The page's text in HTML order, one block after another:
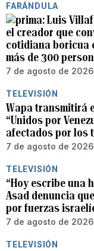
FARÁNDULA
Luis
el creador que
cotidiana boricua
más de 300
7 de agosto de 2026
TELEVISIÓN
Wapa transmitirá
“Unidos por
afectados por los
7 de agosto de
TELEVISIÓN
“Hoy escribe una
Asad denuncia
por fuerzas
7 de agosto de
TELEVISIÓN